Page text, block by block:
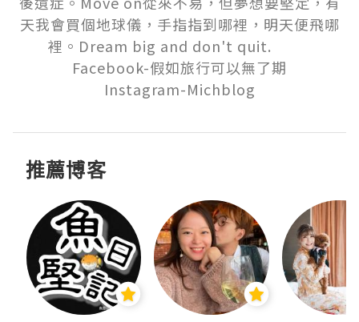
天我會買個地球儀，手指指到哪裡，明天便飛哪
裡。Dream big and don't quit.
Facebook-假如旅行可以無了期
Instagram-Michblog
推薦博客